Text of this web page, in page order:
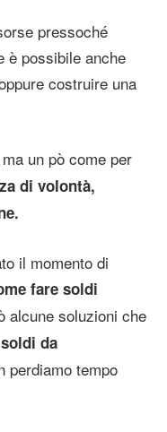
pressoché
è possibile anche
costruire una
un pò come per
di volontà,
il momento di
fare soldi
alcune soluzioni che
da
perdiamo tempo